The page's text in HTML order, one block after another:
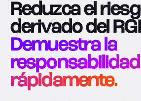
Reduzca el
derivado del
Demuestra la
rápidamente.